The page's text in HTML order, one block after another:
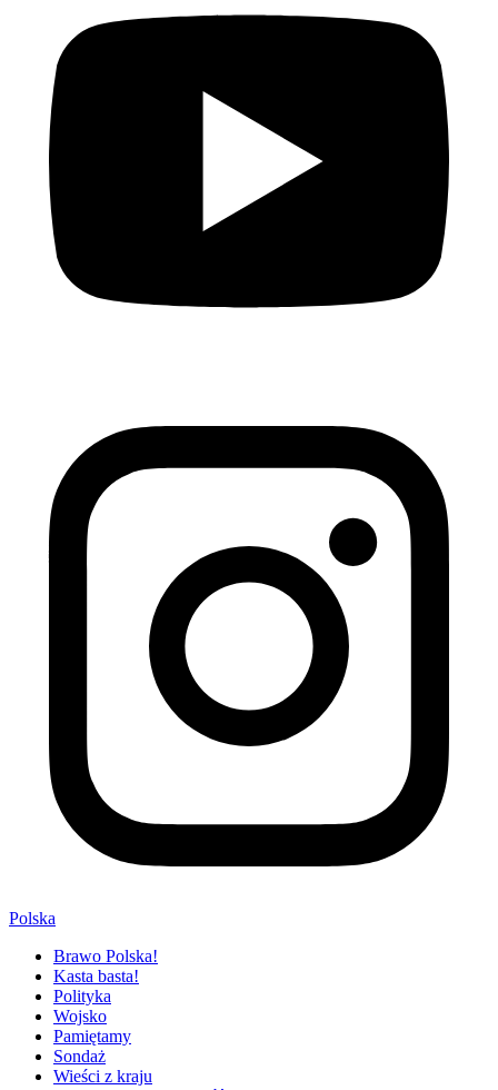
Polska
Brawo Polska!
Kasta basta!
Polityka
Wojsko
Pamiętamy
Sondaż
Wieści z kraju